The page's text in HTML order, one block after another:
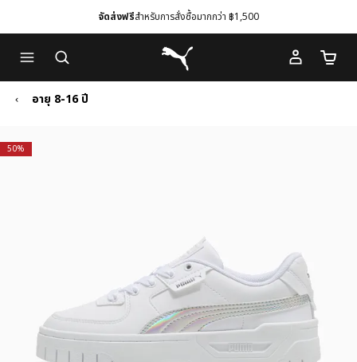
to
Main
content
to
Footer
Content
จัดส่งฟรีสำหรับการสั่งซื้อมากกว่า ฿1,500
Puma โฮม
จำนว
อายุ 8-16 ปี
50%